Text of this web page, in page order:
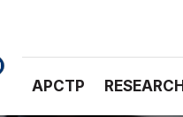
APCTP RESEARCH